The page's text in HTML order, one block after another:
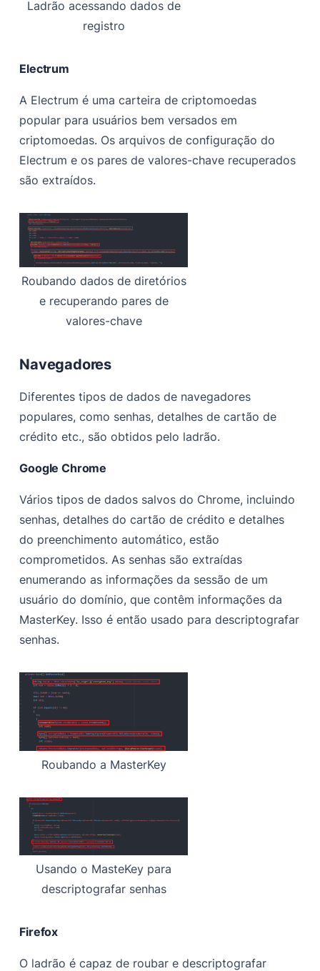
Ladrão acessando dados de
registro
Electrum
A Electrum é uma carteira de criptomoedas
popular para usuários bem versados em
criptomoedas. Os arquivos de configuração do
Electrum e os pares de valores-chave recuperados
são extraídos.
Roubando dados de diretórios
e recuperando pares de
valores-chave
Navegadores
Diferentes tipos de dados de navegadores
populares, como senhas, detalhes de cartão de
crédito etc., são obtidos pelo ladrão.
Google Chrome
Vários tipos de dados salvos do Chrome, incluindo
senhas, detalhes do cartão de crédito e detalhes
do preenchimento automático, estão
comprometidos. As senhas são extraídas
enumerando as informações da sessão de um
usuário do domínio, que contêm informações da
MasterKey. Isso é então usado para descriptografar
senhas.
Roubando a MasterKey
Usando o MasteKey para
descriptografar senhas
Firefox
O ladrão é capaz de roubar e descriptografar